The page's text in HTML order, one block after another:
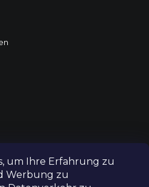
um Ihre Erfahrung zu
Werbung zu